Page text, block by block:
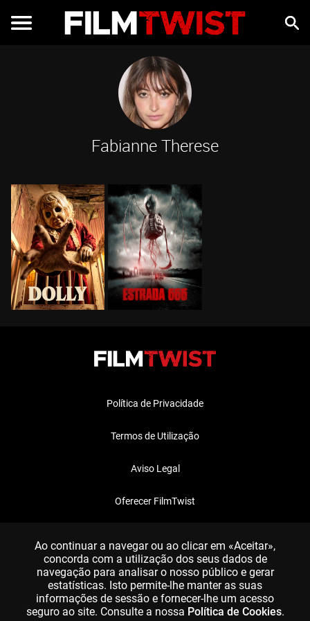
Fabianne Therese
Política de Privacidade
Termos de Utilização
Aviso Legal
Oferecer FilmTwist
Ao continuar a navegar ou ao clicar em «Aceitar»,
concorda com a utilização dos seus dados de
navegação para analisar o nosso público e gerar
estatísticas. Isto permite-lhe manter as suas
informações de sessão e fornecer-lhe um acesso
seguro ao site. Consulte a nossa Política de Cookies.